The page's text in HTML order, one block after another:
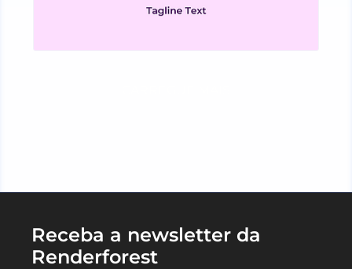
Receba a newsletter da
Renderforest